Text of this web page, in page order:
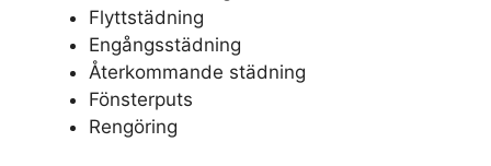
Flyttstädning
Engångsstädning
Återkommande städning
Fönsterputs
Rengöring